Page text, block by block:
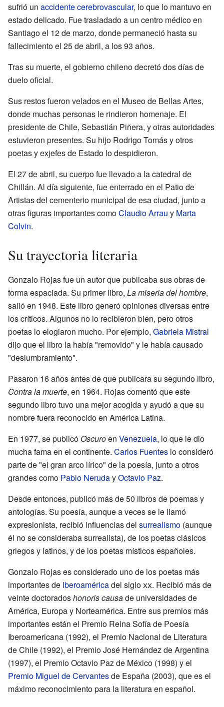
sufrió un accidente cerebrovascular, lo que lo mantuvo en
estado delicado. Fue trasladado a un centro médico en
Santiago el 12 de marzo, donde permaneció hasta su
fallecimiento el 25 de abril, a los 93 años.
Tras su muerte, el gobierno chileno decretó dos días de
duelo oficial.
Sus restos fueron velados en el Museo de Bellas Artes,
donde muchas personas le rindieron homenaje. El
presidente de Chile, Sebastián Piñera, y otras autoridades
estuvieron presentes. Su hijo Rodrigo Tomás y otros
poetas y exjefes de Estado lo despidieron.
El 27 de abril, su cuerpo fue llevado a la catedral de
Chillán. Al día siguiente, fue enterrado en el Patio de
Artistas del cementerio municipal de esa ciudad, junto a
otras figuras importantes comoClaudio Arrau y Marta
Colvin.
Su trayectoria literaria
Gonzalo Rojas fue un autor que publicaba sus obras de
forma espaciada. Su primer libro, La miseria del hombre,
salió en 1948. Este libro generó opiniones diversas entre
los críticos. Algunos no lo recibieron bien, pero otros
poetas lo elogiaron mucho. Por ejemplo, Gabriela Mistral
dijo que el libro la había "removido" y le había causado
"deslumbramiento".
Pasaron 16 años antes de que publicara su segundo libro,
Contra la muerte, en 1964. Rojas comentó que este
segundo libro tuvo una mejor acogida y ayudó a que su
nombre fuera reconocido en América Latina.
En 1977, se publicó Oscuroen Venezuela, lo que le dio
mucha fama en el continente. Carlos Fuentes lo consideró
parte de "el gran arco lírico" de la poesía, junto a otros
grandes como Pablo NerudayOctavio Paz.
Desde entonces, publicó más de 50 libros de poemas y
antologías. Su poesía, aunque a veces se le llamó
expresionista, recibió influencias del surrealismo (aunque
él no se consideraba surrealista), de los poetas clásicos
griegos y latinos, y de los poetas místicos españoles.
Gonzalo Rojas es considerado uno de los poetas más
importantes de Iberoaméricadel sigloxx. Recibió más de
veinte doctoradoshonoris causade universidades de
América, Europa y Norteamérica. Entre sus premios más
importantes están el Premio Reina Sofía de Poesía
Iberoamericana (1992), el Premio Nacional de Literatura
de Chile (1992), el Premio José Hernández de Argentina
(1997), el Premio Octavio Paz de México (1998) y el
Premio Miguel de Cervantesde España (2003), que es el
máximo reconocimiento para la literatura en español.